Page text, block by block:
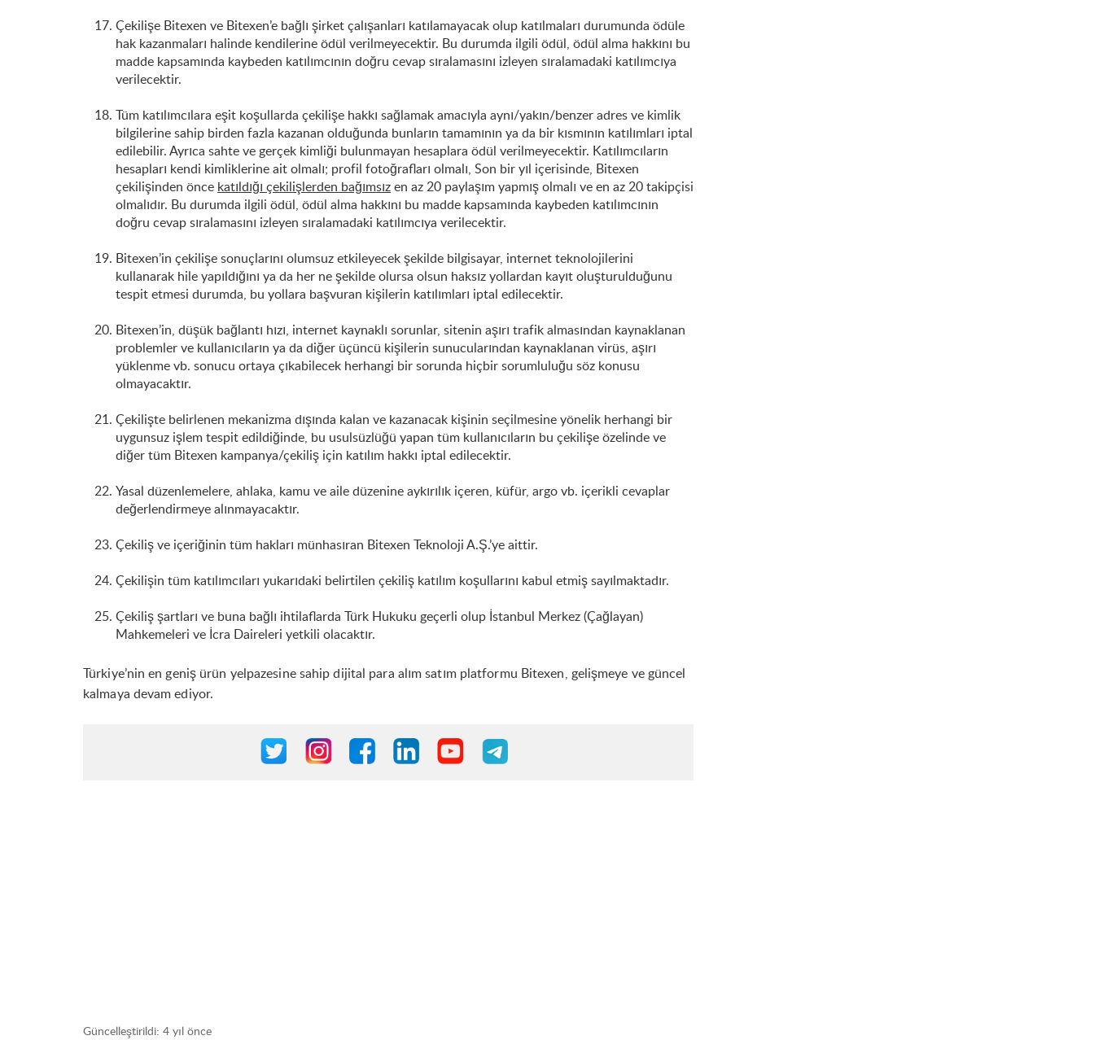
Çekilişe Bitexen ve Bitexen’e bağlı şirket çalışanları katılamayacak olup katılmaları durumunda ödüle
hak kazanmaları halinde kendilerine ödül verilmeyecektir. Bu durumda ilgili ödül, ödül alma hakkını bu
madde kapsamında kaybeden katılımcının doğru cevap sıralamasını izleyen sıralamadaki katılımcıya
verilecektir.
Tüm katılımcılara eşit koşullarda çekilişe hakkı sağlamak amacıyla aynı/yakın/benzer adres ve kimlik
bilgilerine sahip birden fazla kazanan olduğunda bunların tamamının ya da bir kısmının katılımları iptal
edilebilir. Ayrıca sahte ve gerçek kimliği bulunmayan hesaplara ödül verilmeyecektir. Katılımcıların
hesapları kendi kimliklerine ait olmalı; profil fotoğrafları olmalı, Son bir yıl içerisinde, Bitexen
çekilişinden önce katıldığı çekilişlerden bağımsızen az 20 paylaşım yapmış olmalı ve en az 20 takipçisi
olmalıdır. Bu durumda ilgili ödül, ödül alma hakkını bu madde kapsamında kaybeden katılımcının
doğru cevap sıralamasını izleyen sıralamadaki katılımcıya verilecektir.
Bitexen’in çekilişe sonuçlarını olumsuz etkileyecek şekilde bilgisayar, internet teknolojilerini
kullanarak hile yapıldığını ya da her ne şekilde olursa olsun haksız yollardan kayıt oluşturulduğunu
tespit etmesi durumda, bu yollara başvuran kişilerin katılımları iptal edilecektir.
Bitexen’in, düşük bağlantı hızı, internet kaynaklı sorunlar, sitenin aşırı trafik almasından kaynaklanan
problemler ve kullanıcıların ya da diğer üçüncü kişilerin sunucularından kaynaklanan virüs, aşırı
yüklenme vb. sonucu ortaya çıkabilecek herhangi bir sorunda hiçbir sorumluluğu söz konusu
olmayacaktır.
Çekilişte belirlenen mekanizma dışında kalan ve kazanacak kişinin seçilmesine yönelik herhangi bir
uygunsuz işlem tespit edildiğinde, bu usulsüzlüğü yapan tüm kullanıcıların bu çekilişe özelinde ve
diğer tüm Bitexen kampanya/çekiliş için katılım hakkı iptal edilecektir.
Yasal düzenlemelere, ahlaka, kamu ve aile düzenine aykırılık içeren, küfür, argo vb. içerikli cevaplar
değerlendirmeye alınmayacaktır.
Çekiliş ve içeriğinin tüm hakları münhasıran Bitexen Teknoloji A.Ş.’ye aittir.
Çekilişin tüm katılımcıları yukarıdaki belirtilen çekiliş katılım koşullarını kabul etmiş sayılmaktadır.
Çekiliş şartları ve buna bağlı ihtilaflarda Türk Hukuku geçerli olup İstanbul Merkez (Çağlayan)
Mahkemeleri ve İcra Daireleri yetkili olacaktır.
Türkiye’nin en geniş ürün yelpazesine sahip dijital para alım satım platformu Bitexen, gelişmeye ve güncel
kalmaya devam ediyor.
Güncelleştirildi: 4 yıl önce